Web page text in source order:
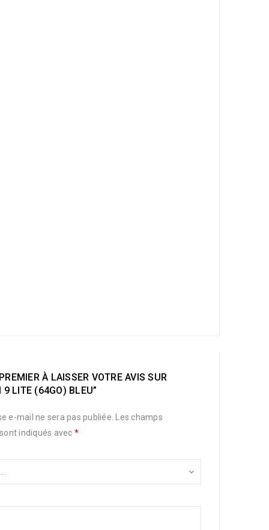
À LAISSER VOTRE AVIS SUR
9 LITE (64GO) BLEU”
e-mail ne sera pas publiée.
Les champs
indiqués avec *